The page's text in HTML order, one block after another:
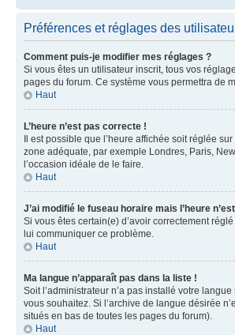
Préférences et réglages des
Comment puis-je modifier mes réglages ?
Si vous êtes un utilisateur inscrit, tous vos
pages du forum. Ce système vous permettra de
Haut
L’heure n’est pas correcte !
Il est possible que l’heure affichée soit réglée
zone adéquate, par exemple Londres, Paris,
l’occasion idéale de le faire.
Haut
J’ai modifié le fuseau horaire mais l’heure
Si vous êtes certain(e) d’avoir correctement
lui communiquer ce problème.
Haut
Ma langue n’apparaît pas dans la liste !
Soit l’administrateur n’a pas installé votre
vous souhaitez. Si l’archive de langue désirée
situés en bas de toutes les pages du forum).
Haut